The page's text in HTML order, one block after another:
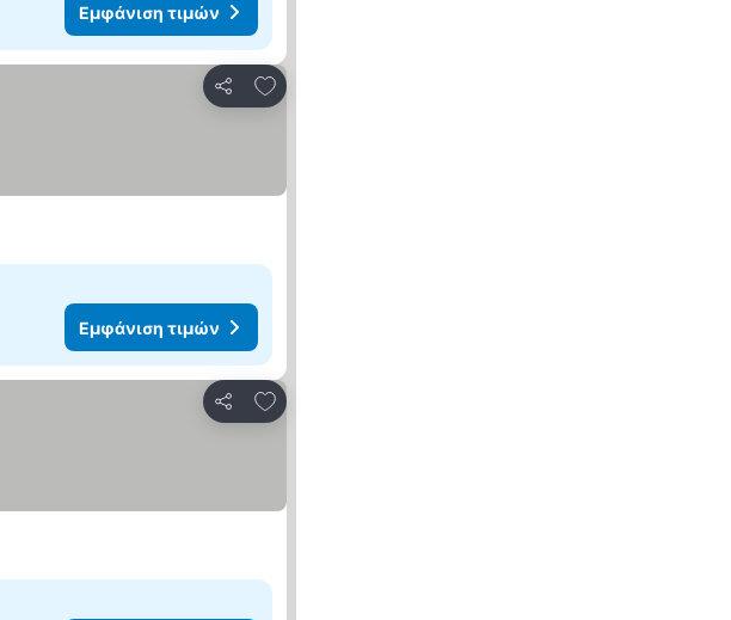
Εμφάνιση τιμών
Κοινοποίηση
Προσθήκη στα αγαπημένα
Εμφάνιση τιμών
Κοινοποίηση
Προσθήκη στα αγαπημένα